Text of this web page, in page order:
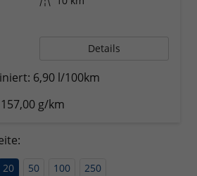
Details
6,90 l/100km
157,00 g/km
20 50 100 250